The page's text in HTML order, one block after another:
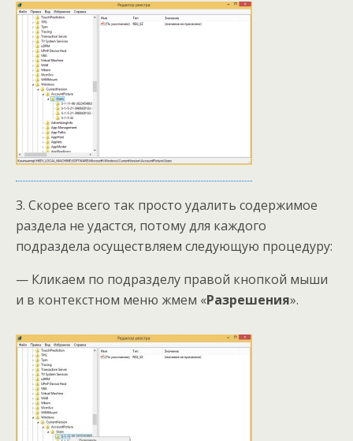
3. Скорее всего так просто удалить содержимое
раздела не удастся, потому для каждого
подраздела осуществляем следующую процедуру:
— Кликаем по подразделу правой кнопкой мыши
и в контекстном меню жмем «Разрешения».